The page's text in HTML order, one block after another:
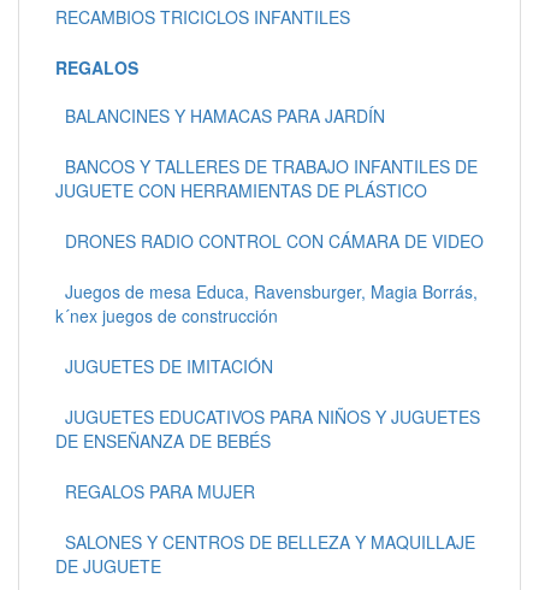
RECAMBIOS TRICICLOS INFANTILES
REGALOS
BALANCINES Y HAMACAS PARA JARDÍN
BANCOS Y TALLERES DE TRABAJO INFANTILES DE
JUGUETE CON HERRAMIENTAS DE PLÁSTICO
DRONES RADIO CONTROL CON CÁMARA DE VIDEO
Juegos de mesa Educa, Ravensburger, Magia Borrás,
k´nex juegos de construcción
JUGUETES DE IMITACIÓN
JUGUETES EDUCATIVOS PARA NIÑOS Y JUGUETES
DE ENSEÑANZA DE BEBÉS
REGALOS PARA MUJER
SALONES Y CENTROS DE BELLEZA Y MAQUILLAJE
DE JUGUETE